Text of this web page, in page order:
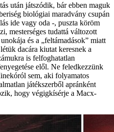
után játszódik, bár ebben maguk
biológiai maradvány csupán
ide vagy oda -, puszta köröm
mesterséges tudattá változott
és a „feltámadások” miatt
dacára kiutat keresnek a
is felfoghatatlan
elől. Ne feledkezzünk
sem, aki folyamatos
játékszerből apránként
hogy végigkísérje a Macx-